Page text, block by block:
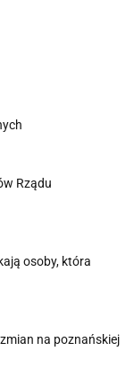
Rządu
osoby, która
na poznańskiej